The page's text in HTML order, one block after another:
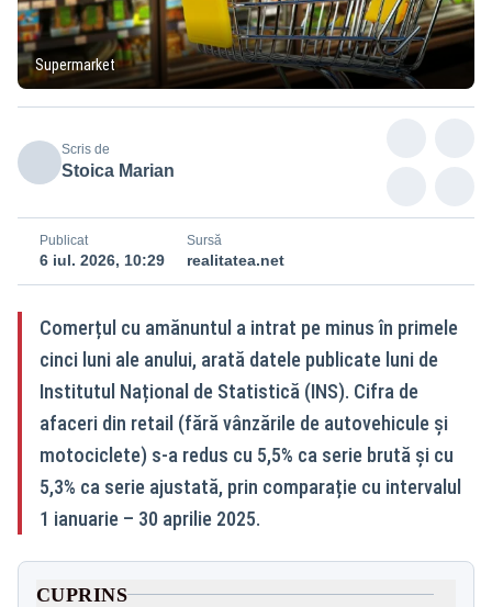
Supermarket
Scris de
Stoica Marian
Publicat
6 iul. 2026, 10:29
Sursă
realitatea.net
Comerțul cu amănuntul a intrat pe minus în primele
cinci luni ale anului, arată datele publicate luni de
Institutul Național de Statistică (INS). Cifra de
afaceri din retail (fără vânzările de autovehicule și
motociclete) s-a redus cu 5,5% ca serie brută și cu
5,3% ca serie ajustată, prin comparație cu intervalul
1 ianuarie – 30 aprilie 2025.
CUPRINS